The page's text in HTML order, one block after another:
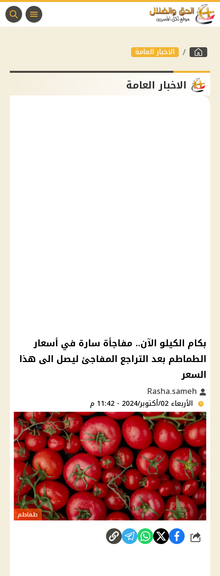
الاخبار العامة
الاخبار العامة
بكام الكيلو الآن.. مفاجأة سارة في أسعار
الطماطم بعد التراجع المفاجئ ليصل الى هذا
السعر
الأربعاء 02/أكتوبر/2024 - 11:42 م
طماطم
شارك